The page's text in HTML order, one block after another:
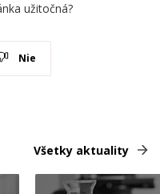
užitočná?
Nie
Všetky aktuality